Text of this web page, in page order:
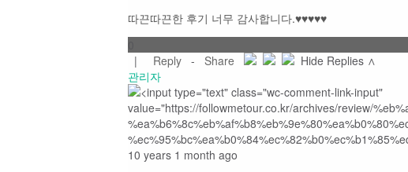
따끈따끈한 후기 너무 감사합니다.♥♥♥♥♥
|
Reply - Share
Hide Replies ∧
관리자
10 years 1 month ago